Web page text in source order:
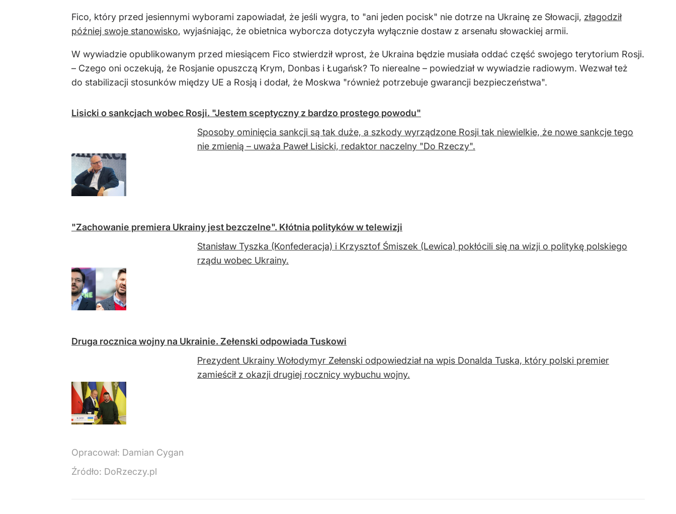
Fico, który przed jesiennymi wyborami zapowiadał, że jeśli wygra, to "ani jeden pocisk" nie dotrze na Ukrainę ze Słowacji, złagodził
później swoje stanowisko, wyjaśniając, że obietnica wyborcza dotyczyła wyłącznie dostaw z arsenału słowackiej armii.
W wywiadzie opublikowanym przed miesiącem Fico stwierdził wprost, że Ukraina będzie musiała oddać część swojego terytorium Rosji.
– Czego oni oczekują, że Rosjanie opuszczą Krym, Donbas i Ługańsk? To nierealne – powiedział w wywiadzie radiowym. Wezwał też
do stabilizacji stosunków między UE a Rosją i dodał, że Moskwa "również potrzebuje gwarancji bezpieczeństwa".
Lisicki o sankcjach wobec Rosji. "Jestem sceptyczny z bardzo prostego powodu"
Sposoby ominięcia sankcji są tak duże, a szkody wyrządzone Rosji tak niewielkie, że nowe sankcje tego
nie zmienią – uważa Paweł Lisicki, redaktor naczelny "Do Rzeczy".
"Zachowanie premiera Ukrainy jest bezczelne". Kłótnia polityków w telewizji
Stanisław Tyszka (Konfederacja) i Krzysztof Śmiszek (Lewica) pokłócili się na wizji o politykę polskiego
rządu wobec Ukrainy.
Druga rocznica wojny na Ukrainie. Zełenski odpowiada Tuskowi
Prezydent Ukrainy Wołodymyr Zełenski odpowiedział na wpis Donalda Tuska, który polski premier
zamieścił z okazji drugiej rocznicy wybuchu wojny.
Opracował: Damian Cygan
Źródło: DoRzeczy.pl